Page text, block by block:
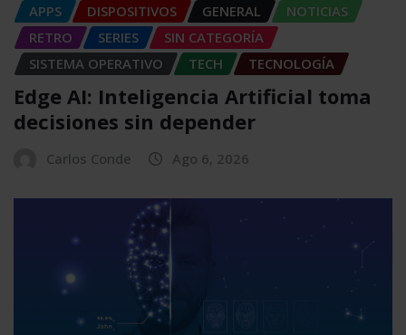
APPS DISPOSITIVOS GENERAL
NOTICIAS
RETRO
SERIES
SIN CATEGORÍA
SISTEMA OPERATIVO
TECH TECNOLOGÍA
Edge AI: Inteligencia Artificial toma
decisiones sin depender
Carlos Conde Ago 6, 2026